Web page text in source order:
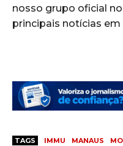
nosso grupo oficial
principais notícias
TAGS IMMU MANAUS